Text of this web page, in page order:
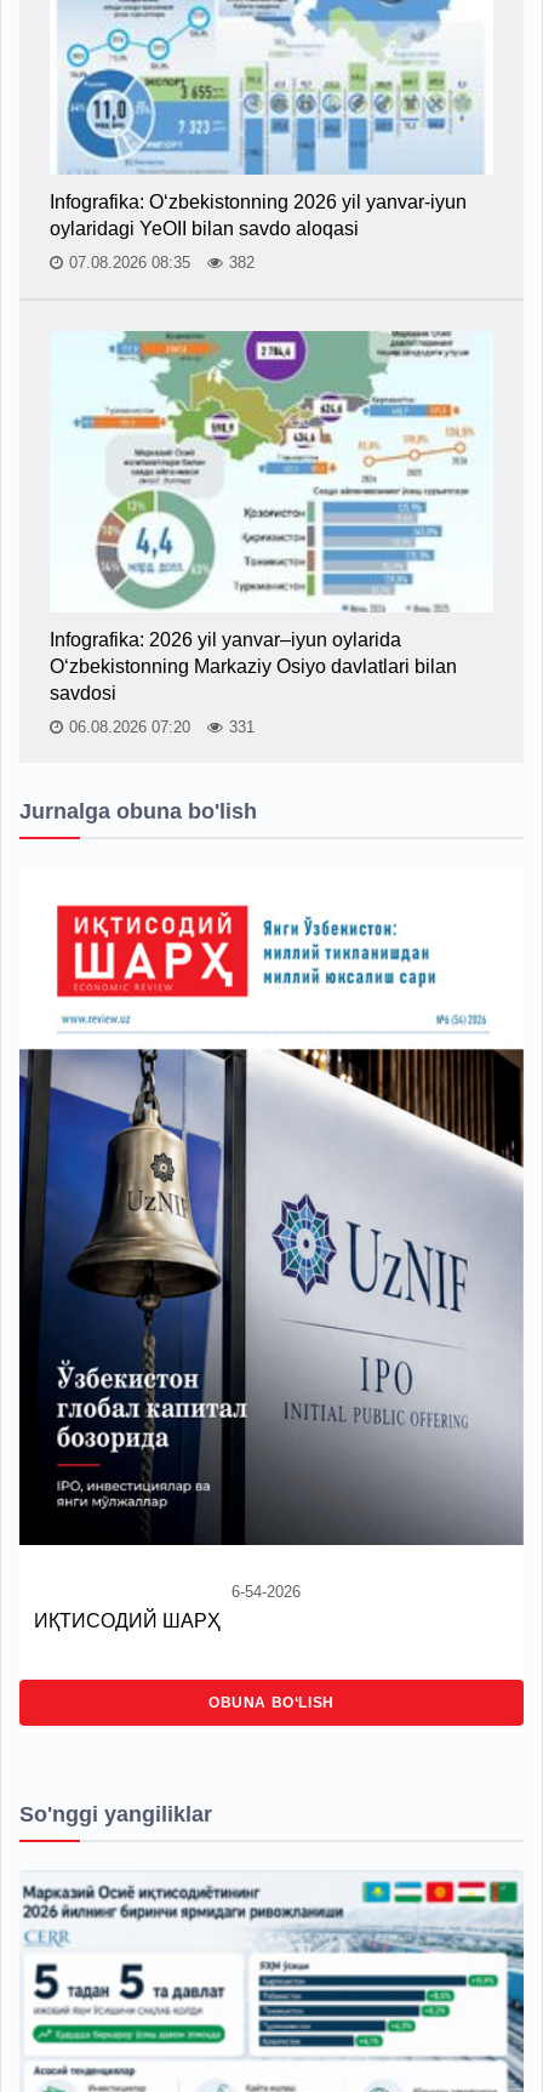
Infografika: O‘zbekistonning 2026 yil yanvar-iyun
oylaridagi YeOII bilan savdo aloqasi
07.08.2026 08:35 382
Infografika: 2026 yil yanvar–iyun oylarida
O‘zbekistonning Markaziy Osiyo davlatlari bilan
savdosi
06.08.2026 07:20 331
Jurnalga obuna bo'lish
6-54-2026
ИҚТИСОДИЙ ШАРҲ
OBUNA BO‘LISH
So'nggi yangiliklar